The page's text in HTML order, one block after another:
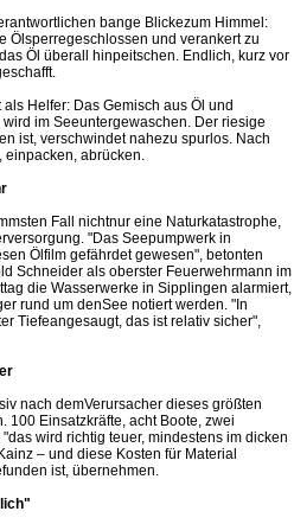
bange Blickezum Himmel:
Ölsperregeschlossen und verankert zu
Öl überall hinpeitschen. Endlich, kurz vor
Helfer: Das Gemisch aus Öl und
im Seeuntergewaschen. Der riesige
ist, verschwindet nahezu spurlos. Nach
einpacken, abrücken.
Fall nichtnur eine Naturkatastrophe,
"Das Seepumpwerk in
Ölfilm gefährdet gewesen", betonten
Schneider als oberster Feuerwehrmann im
die Wasserwerke in Sipplingen alarmiert,
rund um denSee notiert werden. "In
Tiefeangesaugt, das ist relativ sicher",
nach demVerursacher dieses größten
100 Einsatzkräfte, acht Boote, zwei
wird richtig teuer, mindestens im dicken
– und diese Kosten für Material
ist, übernehmen.